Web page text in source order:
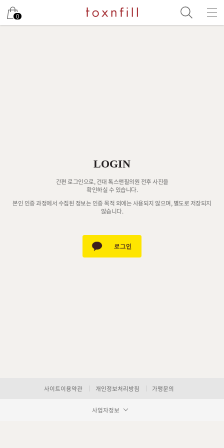
0
LOGIN
간편 로그인으로, 건대 톡스앤필의원 전후 사진을
확인하실 수 있습니다.
본인 인증 과정에서 수집된 정보는 인증 목적 외에는 사용되지 않으며, 별도로 저장되지
않습니다.
사이트이용약관 개인정보처리방침 가맹문의
사업자정보